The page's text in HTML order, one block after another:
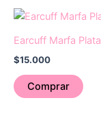
Earcuff Marfa Plata
$15.000
Comprar